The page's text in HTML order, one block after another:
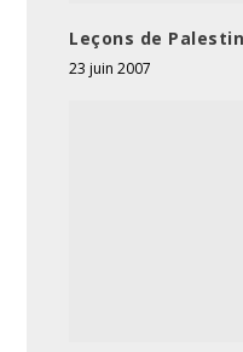
Leçons de
23 juin 2007